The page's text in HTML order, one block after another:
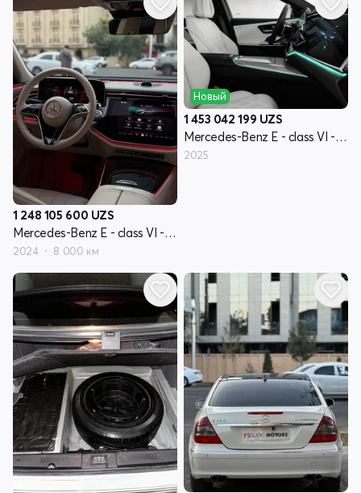
1 248 105 600 UZS
Mercedes-Benz E - class VI - поколение (W214, S214)
2024 8 000 км
Новый
1 453 042 199 UZS
Mercedes-Benz E - class VI - поколение (W214, S214)
2025